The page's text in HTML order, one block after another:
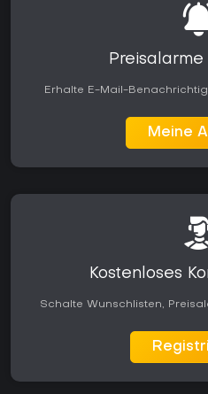
Erhalte E-Mail-
Meine
Kostenloses
Schalte Wunschlisten,